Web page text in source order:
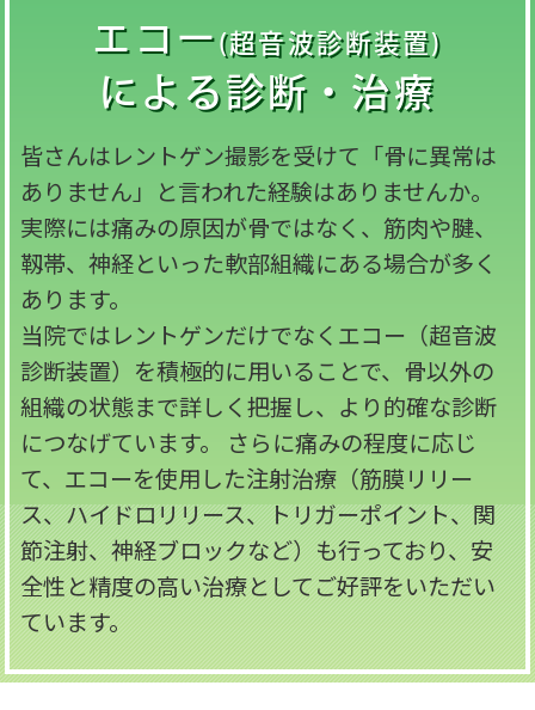
エコー(超音波診断装置)
による診断・治療
皆さんはレントゲン撮影を受けて「骨に異常は
ありません」と言われた経験はありませんか。
実際には痛みの原因が骨ではなく、筋肉や腱、
靱帯、神経といった軟部組織にある場合が多く
あります。
当院ではレントゲンだけでなくエコー（超音波
診断装置）を積極的に用いることで、骨以外の
組織の状態まで詳しく把握し、より的確な診断
につなげています。 さらに痛みの程度に応じ
て、エコーを使用した注射治療（筋膜リリー
ス、ハイドロリリース、トリガーポイント、関
節注射、神経ブロックなど）も行っており、安
全性と精度の高い治療としてご好評をいただい
ています。